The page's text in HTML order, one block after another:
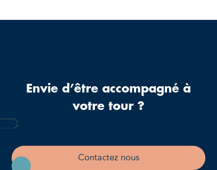
Envie d’être accompagné à
votre tour ?
Contactez nous